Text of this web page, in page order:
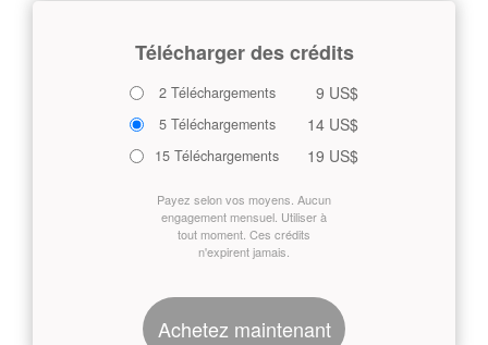
Télécharger des crédits
2 Téléchargements 9 US$
5 Téléchargements 14 US$
15 Téléchargements 19 US$
Payez selon vos moyens. Aucun
engagement mensuel. Utiliser à
tout moment. Ces crédits
n'expirent jamais.
Achetez maintenant